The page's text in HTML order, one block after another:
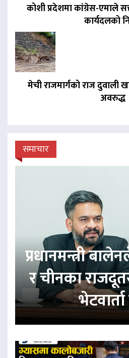
कोशी प्रदेशमा कांग्रेस-एमाले
कार्यदलको
मेची राजमार्गको राज दुवाली
अवरुद्ध
समाचार
प्रधानमन्त्री
र चीनका